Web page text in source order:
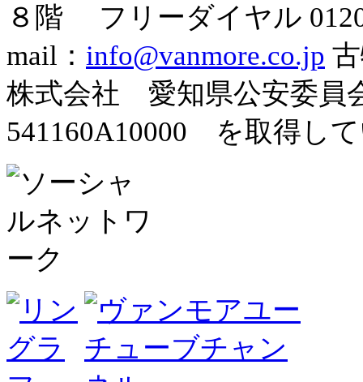
８階
フリーダイヤル
mail： info@vanmore.co.jp
株式会社 愛知県公安委
541160A10000 を取得し